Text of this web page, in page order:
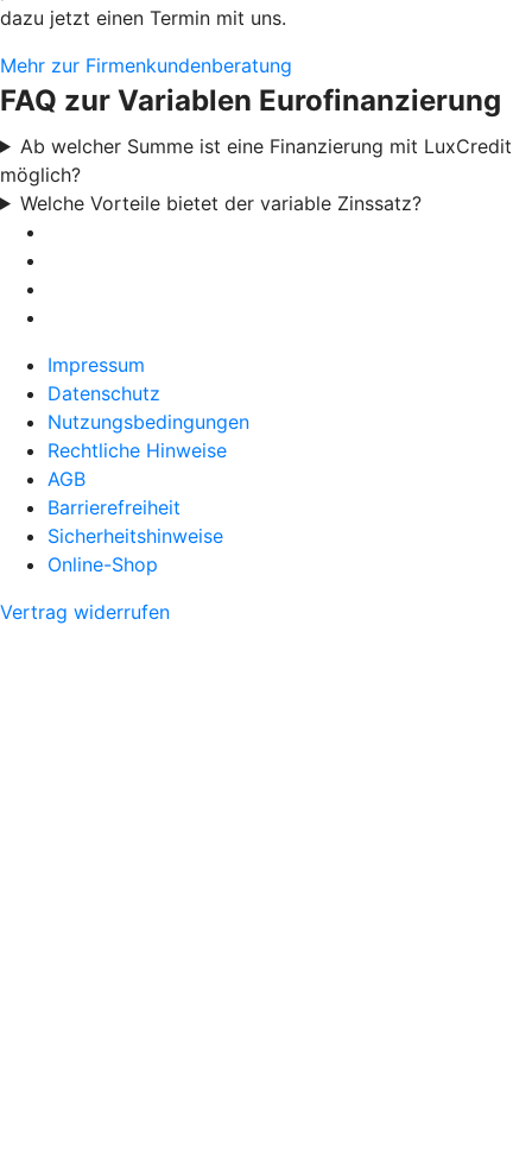
dazu jetzt einen Termin mit uns.
Mehr zur Firmenkundenberatung
FAQ zur Variablen Eurofinanzierung
Ab welcher Summe ist eine Finanzierung mit LuxCredit
möglich?
Welche Vorteile bietet der variable Zinssatz?
Impressum
Datenschutz
Nutzungsbedingungen
Rechtliche Hinweise
AGB
Barrierefreiheit
Sicherheitshinweise
Online-Shop
Vertrag widerrufen